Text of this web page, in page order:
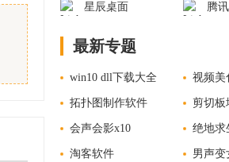
星辰桌面 腾
最新专题
win10 dll下载大全 视频美
拓扑图制作软件 剪切板
会声会影x10 绝地求
淘客软件 男声变